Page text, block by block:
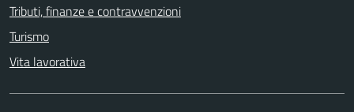
Tributi, finanze e contravvenzioni
Turismo
Vita lavorativa